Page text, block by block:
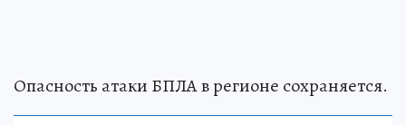
Опасность атаки БПЛА в регионе сохраняется.